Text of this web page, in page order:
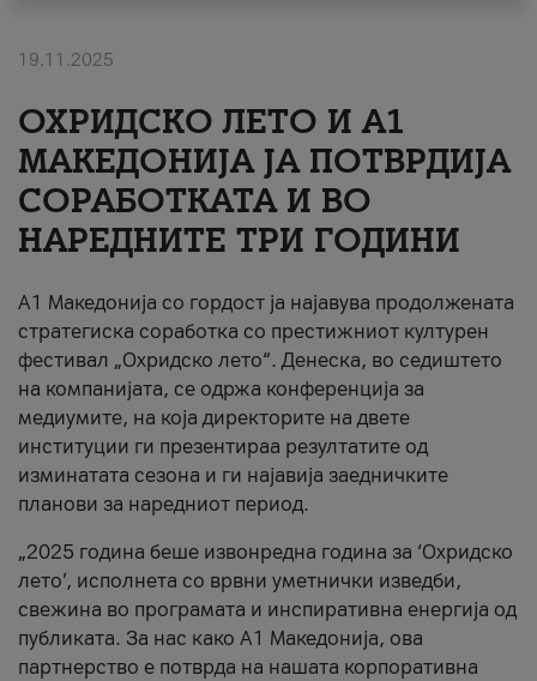
#ПодобарОнлајн
19.11.2025
ОХРИДСКО ЛЕТО И A1
МАКЕДОНИЈА ЈА ПОТВРДИЈА
СОРАБОТКАТА И ВО
НАРЕДНИТЕ ТРИ ГОДИНИ
A1 Македонија со гордост ја најавува продолжената
стратегиска соработка со престижниот културен
фестивал „Охридско лето“. Денеска, во седиштето
на компанијата, се одржа конференција за
медиумите, на која директорите на двете
институции ги презентираа резултатите од
изминатата сезона и ги најавија заедничките
планови за наредниот период.
„2025 година беше извонредна година за ‘Охридско
лето’, исполнета со врвни уметнички изведби,
свежина во програмата и инспиративна енергија од
публиката. За нас како A1 Македонија, ова
партнерство е потврда на нашата корпоративна